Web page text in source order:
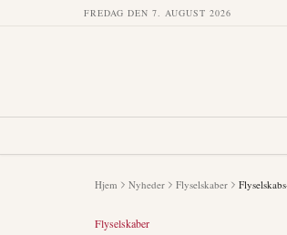
FREDAG DEN 7. AUGUST 2026
Hjem Nyheder Flyselskaber
Flyselskaber